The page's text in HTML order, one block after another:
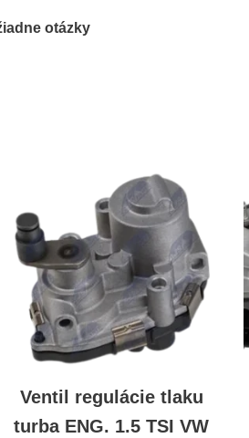
otázky
Ventil regulácie tlaku
turba ENG. 1.5 TSI VW